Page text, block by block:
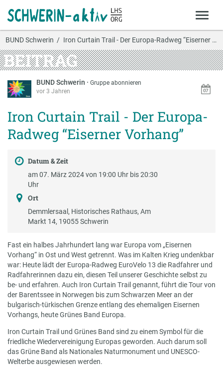
BUND Schwerin Iron Curtain Trail - Der Europa-Radweg “Eiserner …
BEITRAG
BUND Schwerin ·Gruppe abonnieren
vor 3 Jahren
Iron Curtain Trail - Der Europa-
Radweg “Eiserner Vorhang”
Datum & Zeit
am 07. März 2024 von 19:00 Uhr bis 20:30
Uhr
Ort
Demmlersaal, Historisches Rathaus, Am
Markt 14, 19055 Schwerin
Fast ein halbes Jahrhundert lang war Europa vom „Eisernen
Vorhang“ in Ost und West getrennt. Was im Kalten Krieg undenkbar
war: Heute lädt der Europa-Radweg EuroVelo 13 die Radfahrer und
Radfahrerinnen dazu ein, diesen Teil unserer Geschichte selbst zu
be- und erfahren. Auch Iron Curtain Trail genannt, führt die Tour von
der Barentssee in Norwegen bis zum Schwarzen Meer an der
bulgarisch-türkischen Grenze entlang des ehemaligen Eisernen
Vorhangs, heute Grünes Band Europa.
Iron Curtain Trail und Grünes Band sind zu einem Symbol für die
friedliche Wiedervereinigung Europas geworden. Auch darum soll
das Grüne Band als Nationales Naturmonument und UNESCO-
Welterbe ausgewiesen werden.